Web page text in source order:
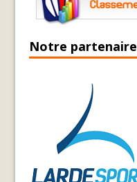
Notre partenaire